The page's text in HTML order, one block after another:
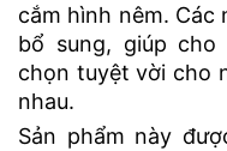
cắm hình nêm. Các
bổ sung, giúp
chọn tuyệt vời cho
nhau.
Sản phẩm này